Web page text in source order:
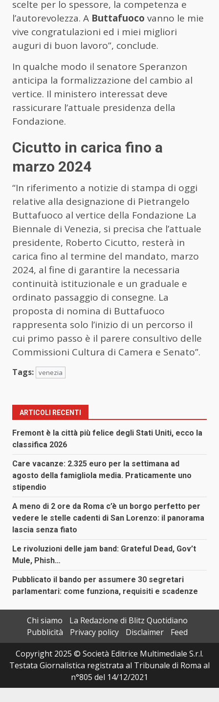
scelte per lo spessore, la competenza e
l’autorevolezza. A Buttafuoco vanno le mie
vive congratulazioni ed i miei migliori
auguri di buon lavoro”, conclude.
In qualche modo il senatore Speranzon
anticipa la formalizzazione del cambio al
vertice. Il ministero interessat deve
rassicurare l’attuale presidenza della
Fondazione.
Cicutto in carica fino a
marzo 2024
“In riferimento a notizie di stampa di oggi
relative alla designazione di Pietrangelo
Buttafuoco al vertice della Fondazione La
Biennale di Venezia, si precisa che l’attuale
presidente, Roberto Cicutto, resterà in
carica fino al termine del mandato, marzo
2024, al fine di garantire la necessaria
continuità istituzionale e un graduale e
ordinato passaggio di consegne. La
proposta di nomina di Buttafuoco
rappresenta solo l’inizio di un percorso il
cui primo passo è il parere consultivo delle
Commissioni Cultura di Camera e Senato”.
Tags: venezia
ARTICOLI RECENTI
Fremont è la città più felice degli Stati Uniti, ecco la
classifica 2026
Care vacanze: 2.325 euro per la settimana ad
agosto della famigliola media. Praticamente uno
stipendio
A meno di 2 ore da Roma c’è un borgo perfetto per
vedere le stelle cadenti di San Lorenzo: il panorama
lascia senza fiato
Le rivoluzioni delle jam band: Grateful Dead, Gov’t
Mule, Phish…
Pubblicato il bando per assumere 30 segretari
parlamentari: come funziona, requisiti e scadenze
Chi siamo
La Redazione di Blitz Quotidiano
Pubblicità
Privacy policy Disclaimer
Feed
Copyright 2025 © Società Editrice Multimediale S.r.l.
Testata Giornalistica registrata al Tribunale di Roma al
n°805 del 14/12/2021